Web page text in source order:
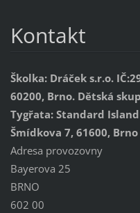
Kontakt
Školka: Dráček s.r.o.
60200, Brno. Dětská
Tygřata: Standard Island
Šmídkova 7, 61600, Brno
Adresa provozovny
Bayerova 25
BRNO
602 00